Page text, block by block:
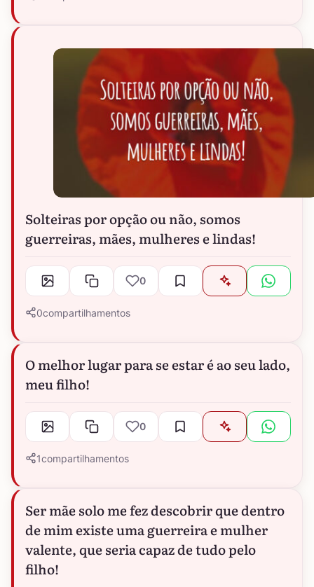
Solteiras por opção ou não, somos
guerreiras, mães, mulheres e lindas!
0
0compartilhamentos
O melhor lugar para se estar é ao seu lado,
meu filho!
0
1compartilhamentos
Ser mãe solo me fez descobrir que dentro
de mim existe uma guerreira e mulher
valente, que seria capaz de tudo pelo
filho!